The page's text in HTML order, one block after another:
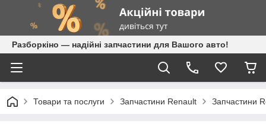
Разборкіно — надійні запчастини для Вашого авто!
Товари та послуги Запчастини Renault Запчастини